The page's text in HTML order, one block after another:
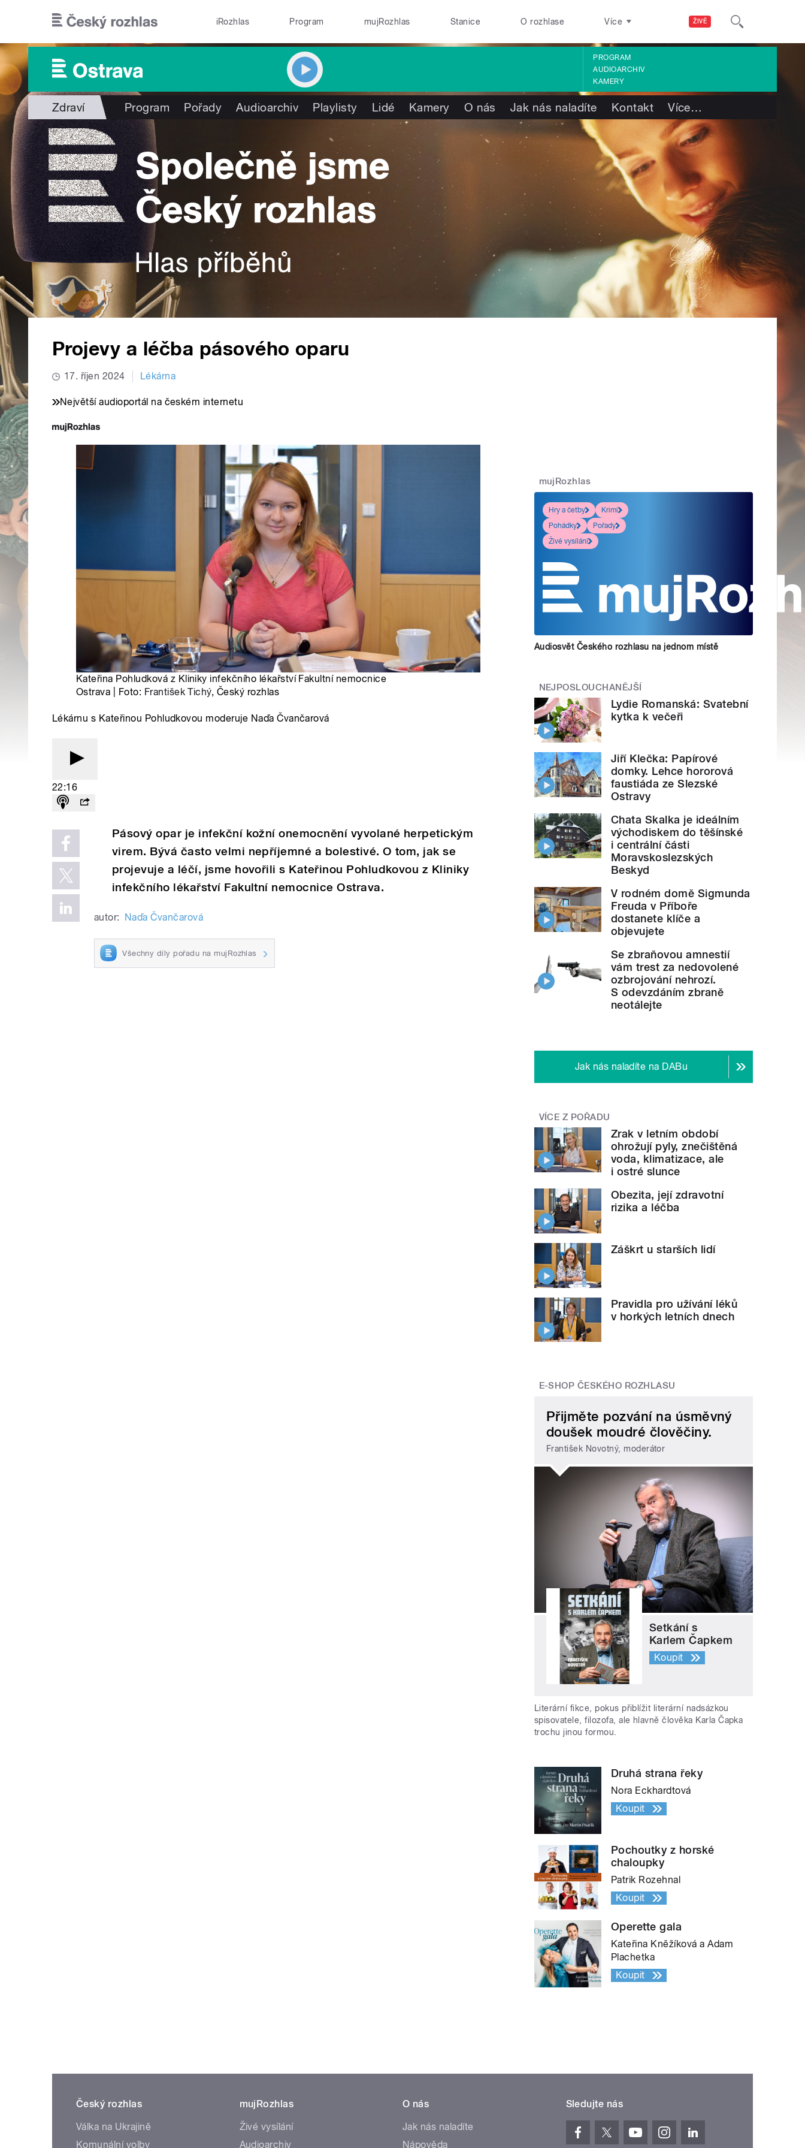
ŽIVĚ
iRozhlas Program mujRozhlas Stanice O rozhlase Více
PROGRAM
AUDIOARCHIV
KAMERY
Zdraví Program Pořady Audioarchiv Playlisty Lidé Kamery O nás Jak nás naladíte Kontakt Více…
Projevy a léčba pásového oparu
17. říjen 2024 Lékárna
Největší audioportál na českém internetu
Kateřina Pohludková z Kliniky infekčního lékařství Fakultní nemocnice
Ostrava | Foto: František Tichý, Český rozhlas
Lékárnu s Kateřinou Pohludkovou moderuje Naďa Čvančarová
22:16
Pásový opar je infekční kožní onemocnění vyvolané herpetickým
virem. Bývá často velmi nepříjemné a bolestivé. O tom, jak se
projevuje a léčí, jsme hovořili s Kateřinou Pohludkovou z Kliniky
infekčního lékařství Fakultní nemocnice Ostrava.
autor: Naďa Čvančarová
Všechny díly pořadu na mujRozhlas
mujRozhlas
Hry a četby
Krimi
Pohádky
Pořady
Živé vysílání
Audiosvět Českého rozhlasu na jednom místě
NEJPOSLOUCHANĚJŠÍ
Lydie Romanská: Svatební
kytka k večeři
Jiří Klečka: Papírové
domky. Lehce hororová
faustiáda ze Slezské
Ostravy
Chata Skalka je ideálním
východiskem do těšínské
i centrální části
Moravskoslezských
Beskyd
V rodném domě Sigmunda
Freuda v Příboře
dostanete klíče a
objevujete
Se zbraňovou amnestií
vám trest za nedovolené
ozbrojování nehrozí.
S odevzdáním zbraně
neotálejte
Jak nás naladíte na DABu
VÍCE Z POŘADU
Zrak v letním období
ohrožují pyly, znečištěná
voda, klimatizace, ale
i ostré slunce
Obezita, její zdravotní
rizika a léčba
Záškrt u starších lidí
Pravidla pro užívání léků
v horkých letních dnech
E-SHOP ČESKÉHO ROZHLASU
Přijměte pozvání na úsměvný
doušek moudré člověčiny.
František Novotný, moderátor
Setkání s
Karlem Čapkem
Koupit
Literární fikce, pokus přiblížit literární nadsázkou
spisovatele, filozofa, ale hlavně člověka Karla Čapka
trochu jinou formou.
Druhá strana řeky
Nora Eckhardtová
Koupit
Pochoutky z horské
chaloupky
Patrik Rozehnal
Koupit
Operette gala
Kateřina Kněžíková a Adam
Plachetka
Koupit
Český rozhlas
Válka na Ukrajině
Komunální volby
mujRozhlas
Živé vysílání
Audioarchiv
O nás
Jak nás naladíte
Nápověda
Sledujte nás